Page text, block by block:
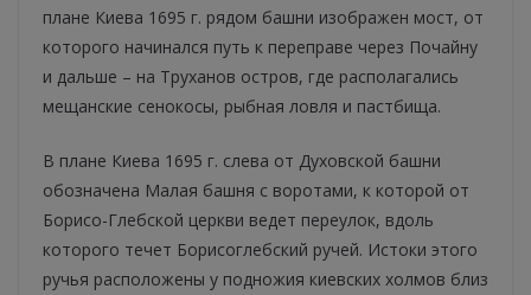
плане Киева 1695 г. рядом башни изображен мост, от
которого начинался путь к переправе через Почайну
и дальше – на Труханов остров, где располагались
мещанские сенокосы, рыбная ловля и пастбища.
В плане Киева 1695 г. слева от Духовской башни
обозначена Малая башня с воротами, к которой от
Борисо-Глебской церкви ведет переулок, вдоль
которого течет Борисоглебский ручей. Истоки этого
ручья расположены у подножия киевских холмов близ